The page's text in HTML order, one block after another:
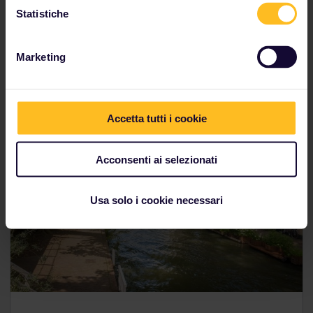
Statistiche
Marketing
Accetta tutti i cookie
Acconsenti ai selezionati
Usa solo i cookie necessari